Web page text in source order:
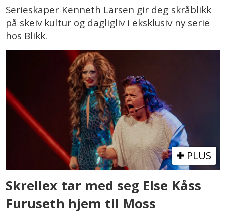
Serieskaper Kenneth Larsen gir deg skråblikk
på skeiv kultur og dagligliv i eksklusiv ny serie
hos Blikk.
PLUS
Skrellex tar med seg Else Kåss
Furuseth hjem til Moss